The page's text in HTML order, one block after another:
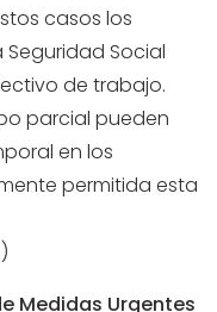
casos los
Social
de trabajo.
parcial pueden
en los
permitida esta
Medidas Urgentes